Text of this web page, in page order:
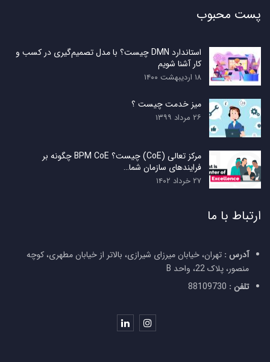
پست محبوب
استاندارد DMN چیست؟ با مدل تصمیم‌گیری در کسب و
کار آشنا شویم
۱۸ اردیبهشت ۱۴۰۰
میز خدمت چیست ؟
۲۶ مرداد ۱۳۹۹
مرکز تعالی (CoE) چیست؟ BPM CoE چگونه بر
فرایندهای سازمان شما…
۲۷ خرداد ۱۴۰۲
ارتباط با ما
آدرس : تهران، خیابان میرزای شیرازی، بالاتر از خیابان مطهری، کوچه
منصور، پلاک 22، واحد B
تلفن :